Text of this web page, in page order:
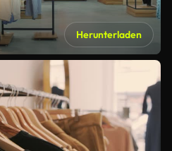
Herunterladen